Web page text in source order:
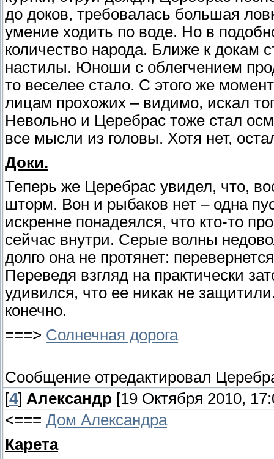
до доков, требовалась большая
умение ходить по воде. Но в
количество народа. Ближе к докам
настилы. Юноши с облегчением
то веселее стало. С этого же
лицам прохожих – видимо, искал
Невольно и Церебрас тоже стал
все мысли из головы. Хотя нет,
Доки.
Теперь же Церебрас увидел, что,
шторм. Вон и рыбаков нет – одна
искренне понадеялся, что кто-то
сейчас внутри. Серые волны
долго она не протянет:
Переведя взгляд на практически
удивился, что ее никак не
конечно.
===> Солнечная дорога
Сообщение отредактировал
[4] Александр [19 Октября 2010,
<=== Дом Александра
Карета